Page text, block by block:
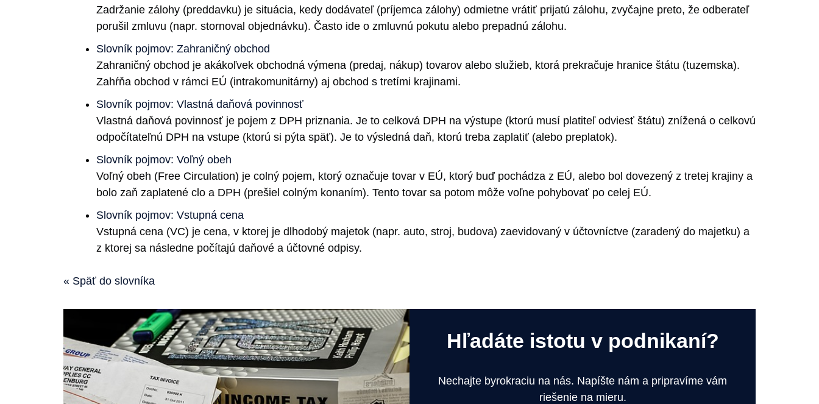
Zadržanie zálohy (preddavku) je situácia, kedy dodávateľ (príjemca zálohy) odmietne vrátiť prijatú zálohu, zvyčajne preto, že odberateľ
porušil zmluvu (napr. stornoval objednávku). Často ide o zmluvnú pokutu alebo prepadnú zálohu.
Slovník pojmov: Zahraničný obchod
Zahraničný obchod je akákoľvek obchodná výmena (predaj, nákup) tovarov alebo služieb, ktorá prekračuje hranice štátu (tuzemska).
Zahŕňa obchod v rámci EÚ (intrakomunitárny) aj obchod s tretími krajinami.
Slovník pojmov: Vlastná daňová povinnosť
Vlastná daňová povinnosť je pojem z DPH priznania. Je to celková DPH na výstupe (ktorú musí platiteľ odviesť štátu) znížená o celkovú
odpočítateľnú DPH na vstupe (ktorú si pýta späť). Je to výsledná daň, ktorú treba zaplatiť (alebo preplatok).
Slovník pojmov: Voľný obeh
Voľný obeh (Free Circulation) je colný pojem, ktorý označuje tovar v EÚ, ktorý buď pochádza z EÚ, alebo bol dovezený z tretej krajiny a
bolo zaň zaplatené clo a DPH (prešiel colným konaním). Tento tovar sa potom môže voľne pohybovať po celej EÚ.
Slovník pojmov: Vstupná cena
Vstupná cena (VC) je cena, v ktorej je dlhodobý majetok (napr. auto, stroj, budova) zaevidovaný v účtovníctve (zaradený do majetku) a
z ktorej sa následne počítajú daňové a účtovné odpisy.
« Späť do slovníka
Hľadáte istotu v podnikaní?
Nechajte byrokraciu na nás. Napíšte nám a pripravíme vám
riešenie na mieru.